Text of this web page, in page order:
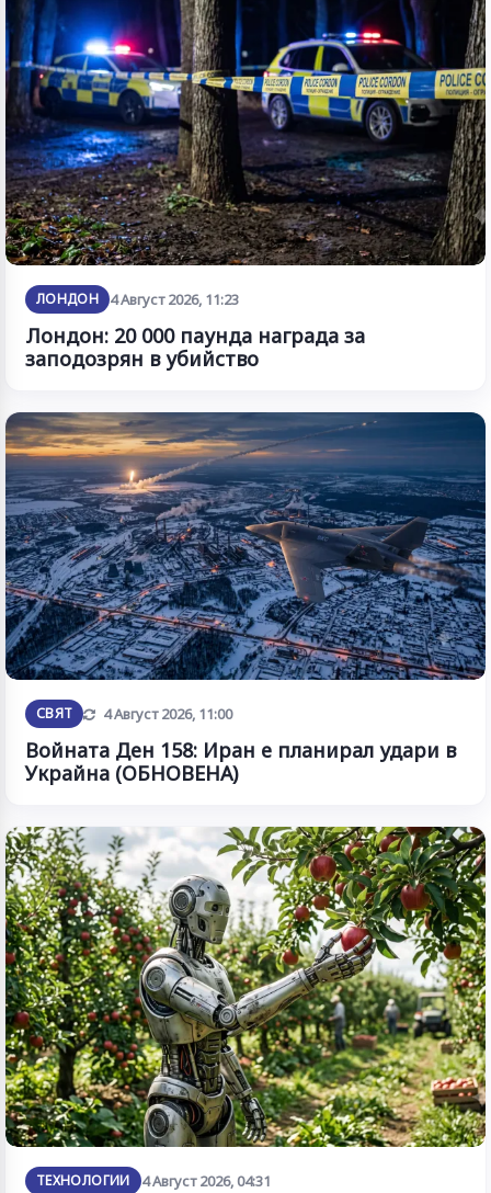
ЛОНДОН 4 Август 2026, 11:23
Лондон: 20 000 паунда награда за
заподозрян в убийство
СВЯТ Обновена
4 Август 2026, 11:00
Войната Ден 158: Иран е планирал удари в
Украйна (ОБНОВЕНА)
ТЕХНОЛОГИИ 4 Август 2026, 04:31